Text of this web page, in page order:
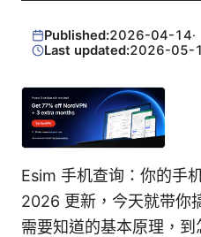
Published:2026-04-14·
Last updated:2026-05-
Esim 手机查询：你的手
2026 更新，今天就带你
需要知道的基本原理，